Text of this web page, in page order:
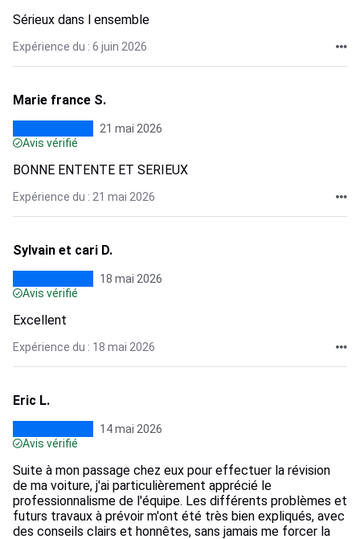
Sérieux dans l ensemble
Expérience du : 6 juin 2026
Marie france S.
21 mai 2026
Avis vérifié
BONNE ENTENTE ET SERIEUX
Expérience du : 21 mai 2026
Sylvain et cari D.
18 mai 2026
Avis vérifié
Excellent
Expérience du : 18 mai 2026
Eric L.
14 mai 2026
Avis vérifié
Suite à mon passage chez eux pour effectuer la révision
de ma voiture, j'ai particulièrement apprécié le
professionnalisme de l'équipe. Les différents problèmes et
futurs travaux à prévoir m'ont été très bien expliqués, avec
des conseils clairs et honnêtes, sans jamais me forcer la